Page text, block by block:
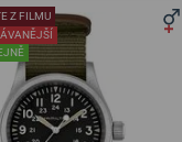
Z FILMU